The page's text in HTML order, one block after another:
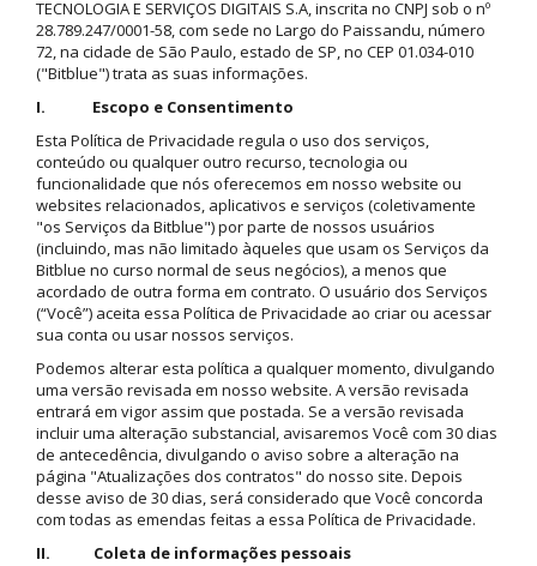
TECNOLOGIA E SERVIÇOS DIGITAIS S.A, inscrita no CNPJ sob o nº
28.789.247/0001-58, com sede no Largo do Paissandu, número
72, na cidade de São Paulo, estado de SP, no CEP 01.034-010
("Bitblue") trata as suas informações.
I. Escopo e Consentimento
Esta Política de Privacidade regula o uso dos serviços,
conteúdo ou qualquer outro recurso, tecnologia ou
funcionalidade que nós oferecemos em nosso website ou
websites relacionados, aplicativos e serviços (coletivamente
"os Serviços da Bitblue") por parte de nossos usuários
(incluindo, mas não limitado àqueles que usam os Serviços da
Bitblue no curso normal de seus negócios), a menos que
acordado de outra forma em contrato. O usuário dos Serviços
(“Você”) aceita essa Política de Privacidade ao criar ou acessar
sua conta ou usar nossos serviços.
Podemos alterar esta política a qualquer momento, divulgando
uma versão revisada em nosso website. A versão revisada
entrará em vigor assim que postada. Se a versão revisada
incluir uma alteração substancial, avisaremos Você com 30 dias
de antecedência, divulgando o aviso sobre a alteração na
página "Atualizações dos contratos" do nosso site. Depois
desse aviso de 30 dias, será considerado que Você concorda
com todas as emendas feitas a essa Política de Privacidade.
II. Coleta de informações pessoais